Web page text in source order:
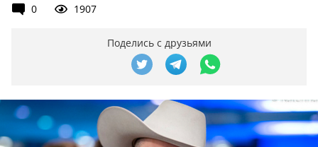
0
1907
Поделись с друзьями